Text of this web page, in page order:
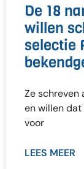
De 18
willen
selectie
Ze schreven
en willen dat
voor
LEES MEER